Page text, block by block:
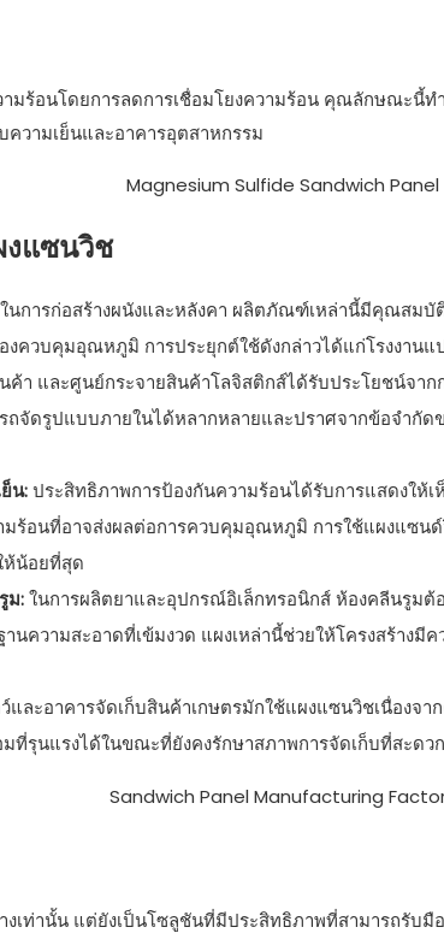
มร้อนโดยการลดการเชื่อมโยงความร้อน คุณลักษณะนี้ท
ความเย็นและอาคารอุตสาหกรรม
งแซนวิช
นการก่อสร้างผนังและหลังคา ผลิตภัณฑ์เหล่านี้มีคุณสมบั
ควบคุมอุณหภูมิ การประยุกต์ใช้ดังกล่าวได้แก่โรงงาน
ค้า และศูนย์กระจายสินค้าโลจิสติกส์ได้รับประโยชน์จา
ถจัดรูปแบบภายในได้หลากหลายและปราศจากข้อจำกัดข
น:ประสิทธิภาพการป้องกันความร้อนได้รับการแสดงให้
ร้อนที่อาจส่งผลต่อการควบคุมอุณหภูมิ การใช้แผงแซน
ห้น้อยที่สุด
ม:ในการผลิตยาและอุปกรณ์อิเล็กทรอนิกส์ ห้องคลีนรูม
นความสะอาดที่เข้มงวด แผงเหล่านี้ช่วยให้โครงสร้างมี
และอาคารจัดเก็บสินค้าเกษตรมักใช้แผงแซนวิชเนื่อง
ที่รุนแรงได้ในขณะที่ยังคงรักษาสภาพการจัดเก็บที่สะดว
เท่านั้น แต่ยังเป็นโซลูชันที่มีประสิทธิภาพที่สามารถรับมื